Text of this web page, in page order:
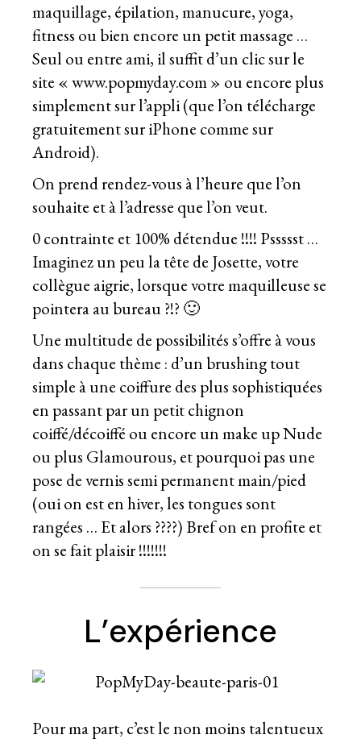
maquillage, épilation, manucure, yoga,
fitness ou bien encore un petit massage …
Seul ou entre ami, il suffit d’un clic sur le
site «www.popmyday.com» ou encore plus
simplement sur l’appli (que l’on télécharge
gratuitement sur iPhone comme sur
Android).
On prend rendez-vous à l’heure que l’on
souhaite et à l’adresse que l’on veut.
0 contrainte et 100% détendue !!!! Pssssst …
Imaginez un peu la tête de Josette, votre
collègue aigrie, lorsque votre maquilleuse se
pointera au bureau ?!? 🙂
Une multitude de possibilités s’offre à vous
dans chaque thème : d’un brushing tout
simple à une coiffure des plus sophistiquées
en passant par un petit chignon
coiffé/décoiffé ou encore un make up Nude
ou plus Glamourous, et pourquoi pas une
pose de vernis semi permanent main/pied
(oui on est en hiver, les tongues sont
rangées … Et alors ????) Bref on en profite et
on se fait plaisir !!!!!!!
L’expérience
Pour ma part, c’est le non moins talentueux